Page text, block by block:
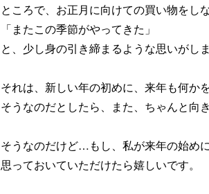
ところで、お正月に向けての買い物をしな
「またこの季節がやってきた」
と、少し身の引き締まるような思いがしま
それは、新しい年の初めに、来年も何か
そうなのだとしたら、また、ちゃんと向
そうなのだけど…もし、私が来年の始め
思っておいていただけたら嬉しいです。